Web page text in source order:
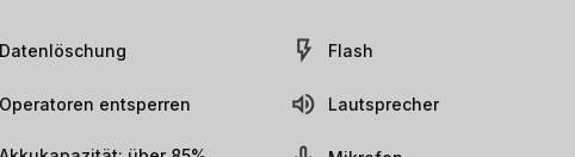
Datenlöschung
Operatoren entsperren
Flash
Lautsprecher